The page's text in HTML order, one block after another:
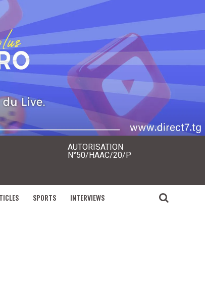
AUTORISATION
N°50/HAAC/20/P
SPORTS INTERVIEWS